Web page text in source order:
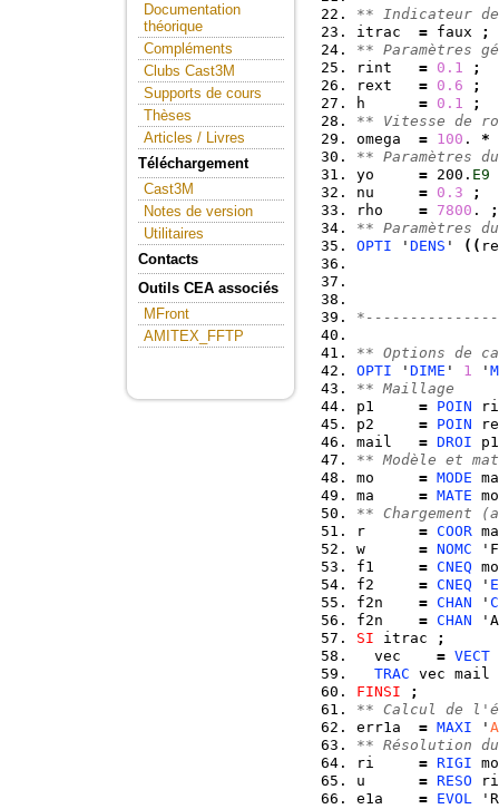
Documentation
théorique
Compléments
Clubs Cast3M
Supports de cours
Thèses
Articles / Livres
Téléchargement
Cast3M
Notes de version
Utilitaires
Contacts
Outils CEA associés
MFront
AMITEX_FFTP
** Indicateur
itrac = faux
;
** Paramètres
rint = 0.1
;
rext = 0.6
;
h = 0.1
;
** Vitesse de
omega = 100 . *
** Paramètres
yo = 200. E9
nu = 0.3
;
rho = 7800 .
;
** Paramètres
OPTI ' DENS ' ( (
** Options de
OPTI ' DIME ' 1 '
** Maillage
p1 = POIN
p2 = POIN
mail = DROI
** Modèle et
mo = MODE
ma = MATE
** Chargement
r = COOR
w = NOMC
f1 = CNEQ
f2 = CNEQ '
f2n = CHAN '
f2n = CHAN
SI itrac
;
  vec
= VECT
TRAC vec
FINSI
;
** Calcul de
err1a = MAXI '
** Résolution
ri = RIGI
u = RESO ri
e1a = EVOL